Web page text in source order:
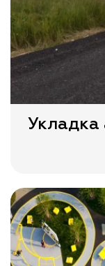
Укладка